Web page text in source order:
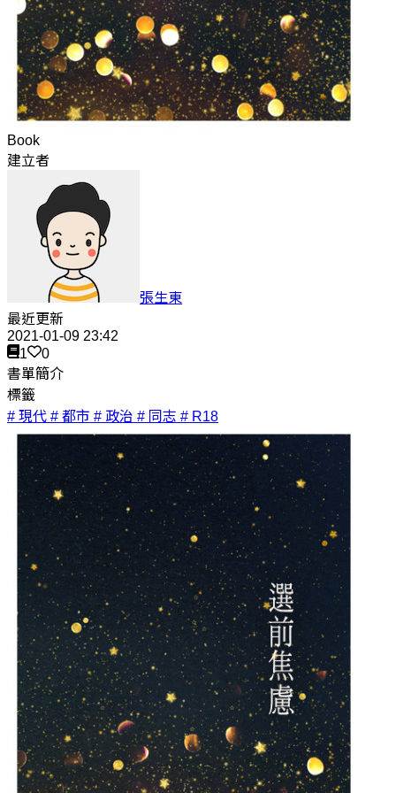
Book
建立者
張生東
最近更新
2021-01-09 23:42
1
0
書單簡介
標籤
# 現代 # 都市 # 政治 # 同志 # R18